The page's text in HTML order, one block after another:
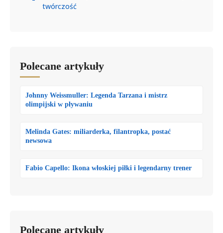
twórczość
Polecane artykuły
Johnny Weissmuller: Legenda Tarzana i mistrz
olimpijski w pływaniu
Melinda Gates: miliarderka, filantropka, postać
newsowa
Fabio Capello: Ikona włoskiej piłki i legendarny trener
Polecane artykuły